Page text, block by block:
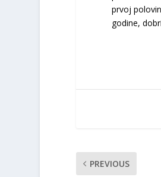
prvoj
godine,
PREVIOUS